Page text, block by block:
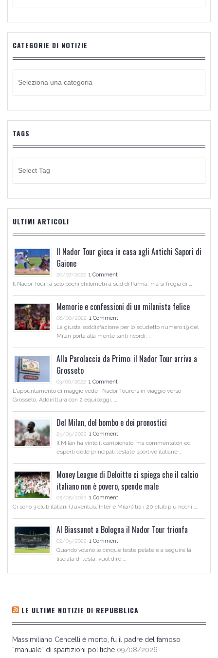
CATEGORIE DI NOTIZIE
NOTIZIE
TAGS
ULTIMI ARTICOLI
Il Nador Tour gioca in casa agli Antichi Sapori di
Gaione
20/07/2022 1 Comment
Il Nador Tour fa solo pochi chilometri a sud di Parma, ma si fregia di …
Memorie e confessioni di un milanista felice
08/06/2022 1 Comment
La giusta soddisfazione per lo scudetto numero 19 del
Milan porta alla mente tanti ricordi. …
Alla Parolaccia da Primo: il Nador Tour arriva a
Grosseto
03/06/2022 1 Comment
L'appuntamento di maggio vede i Nador Tourers in viaggio verso
Grosseto. Addirittura con 2 equipaggi. …
Del Milan, del bombo e dei pronostici
25/05/2022 1 Comment
Il Milan ha vinto il campionato, ma commentatori ed
esperti delle principali testate sportive italiane …
Money League di Deloitte ci spiega che il calcio
italiano non è povero, spende male
05/05/2022 1 Comment
Ci sono 3 club italiani (Juventus, Inter e Milan) tra i 20 club più ricchi …
Al Biassanot a Bologna il Nador Tour trionfa
02/05/2022 1 Comment
Quando volano le cinque teste pelate e a seguire la
lisciata di testa, vuol dire …
LE ULTIME NOTIZIE DI REPUBBLICA
Massimiliano Cencelli è morto, fu il padre del famoso
“manuale” di spartizioni politiche 09/08/2026